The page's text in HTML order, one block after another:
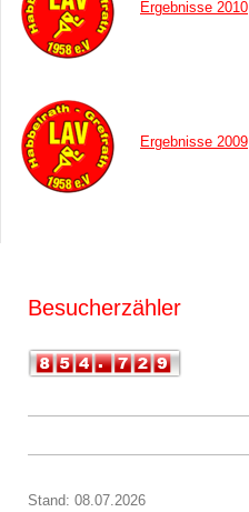
Ergebnisse 2010
Ergebnisse 2009
Besucherzähler
Stand: 08.07.2026